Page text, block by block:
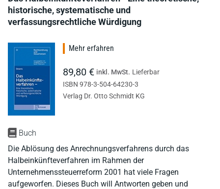
historische, systematische und
verfassungsrechtliche Würdigung
Buch
Die Ablösung des Anrechnungsverfahrens durch das
Halbeinkünfteverfahren im Rahmen der
Unternehmenssteuerreform 2001 hat viele Fragen
aufgeworfen. Dieses Buch will Antworten geben und
Mehr erfahren
89,80 € inkl. MwSt. Lieferbar
ISBN 978-3-504-64230-3
Verlag Dr. Otto Schmidt KG